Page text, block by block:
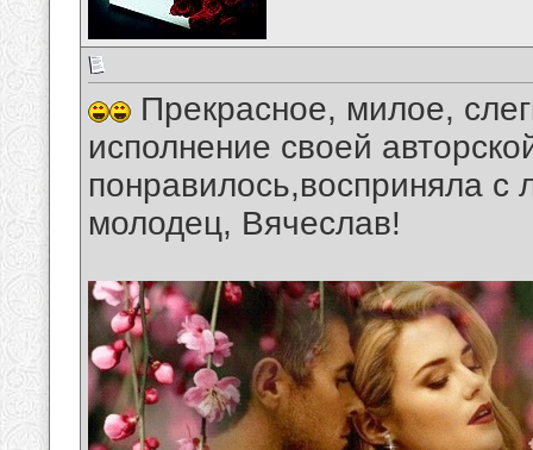
Прекрасное, милое,
исполнение своей
понравилось,восприняла
молодец, Вячеслав!